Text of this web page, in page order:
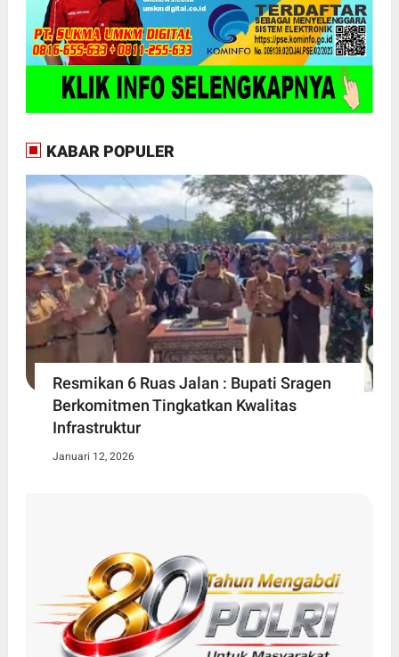
KABAR POPULER
Resmikan 6 Ruas Jalan : Bupati Sragen
Berkomitmen Tingkatkan Kwalitas
Infrastruktur
Januari 12, 2026